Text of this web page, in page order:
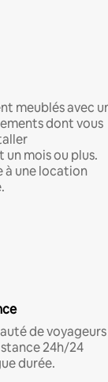
meublés avec
dont vous
mois ou plus.
à une location
de voyageurs
24h/24
durée.